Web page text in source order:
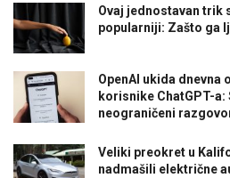
Ovaj jednostavan trik
popularniji: Zašto ga
OpenAI ukida dnevna
korisnike ChatGPT-
neograničeni
Veliki preokret u
nadmašili električne